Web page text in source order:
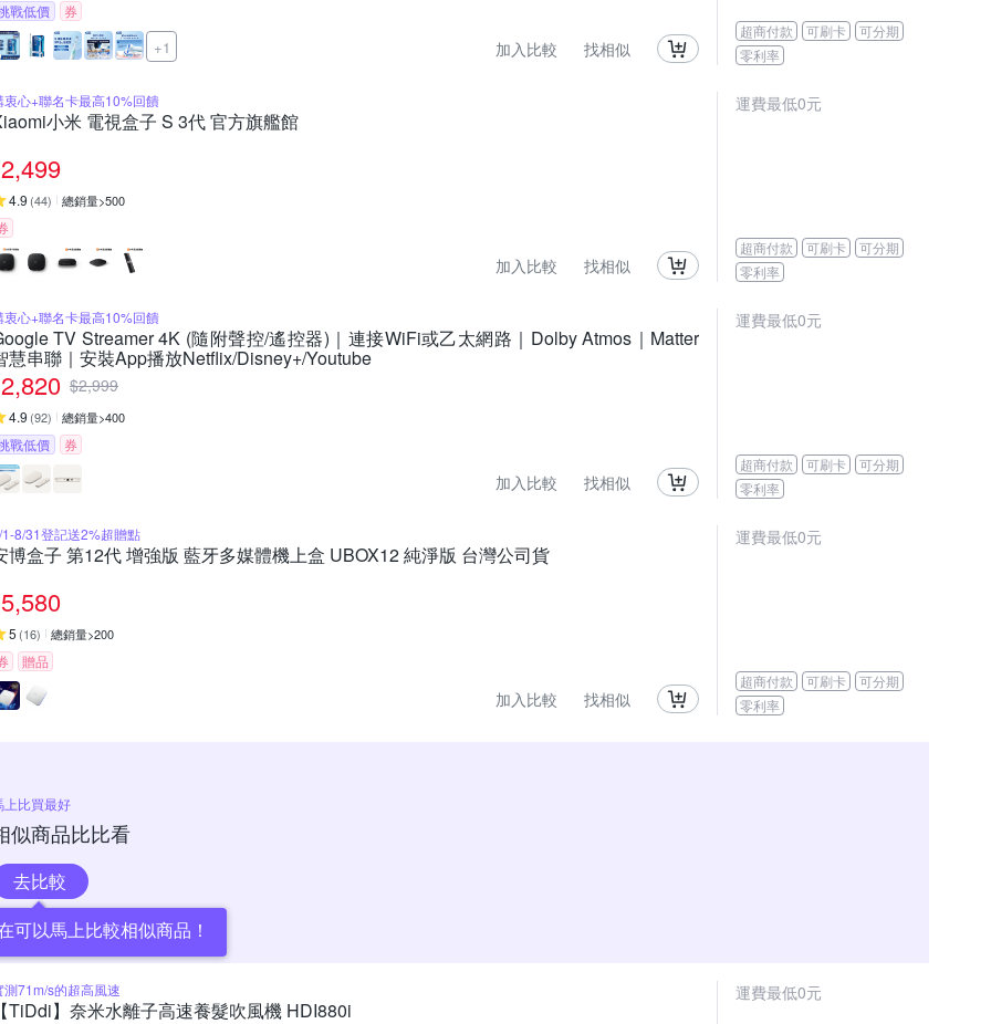
戰低價 券
+1 加入比較 找相似
超商付款 可刷卡
可分期
零利率
衷心+聯名卡最高10%回饋
小米 電視盒子 S 3代 官方旗艦館
2,499
4.9 (44) 總銷量>500
加入比較 找相似
運費最低0元
超商付款 可刷卡
可分期
零利率
衷心+聯名卡最高10%回饋
TV Streamer 4K (隨附聲控/遙控器)｜連接WiFi或乙太網路｜Dolby Atmos｜Matter
慧串聯｜安裝App播放Netflix/Disney+/Youtube
2,820 $2,999
4.9 (92) 總銷量>400
戰低價 券
加入比較 找相似
運費最低0元
超商付款 可刷卡
可分期
零利率
8/31登記送2%超贈點
博盒子 第12代 增強版 藍牙多媒體機上盒 UBOX12 純淨版 台灣公司貨
5,580
5 (16) 總銷量>200
贈品
加入比較 找相似
運費最低0元
超商付款 可刷卡
可分期
零利率
上比買最好
似商品比比看
去比較
可以馬上比較相似商品！
測71m/s的超高風速
TiDdi】奈米水離子高速養髮吹風機 HDI880i
運費最低0元